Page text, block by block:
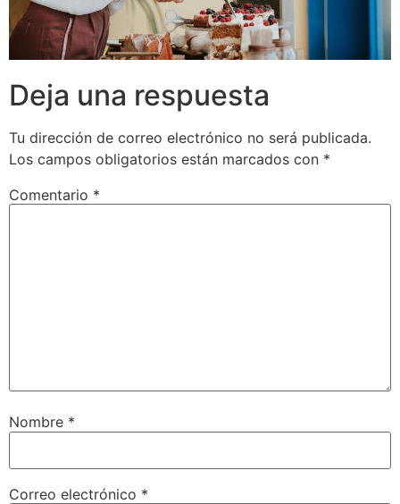
Deja una respuesta
Tu dirección de correo electrónico no será publicada.
Los campos obligatorios están marcados con *
Comentario *
Nombre *
Correo electrónico *